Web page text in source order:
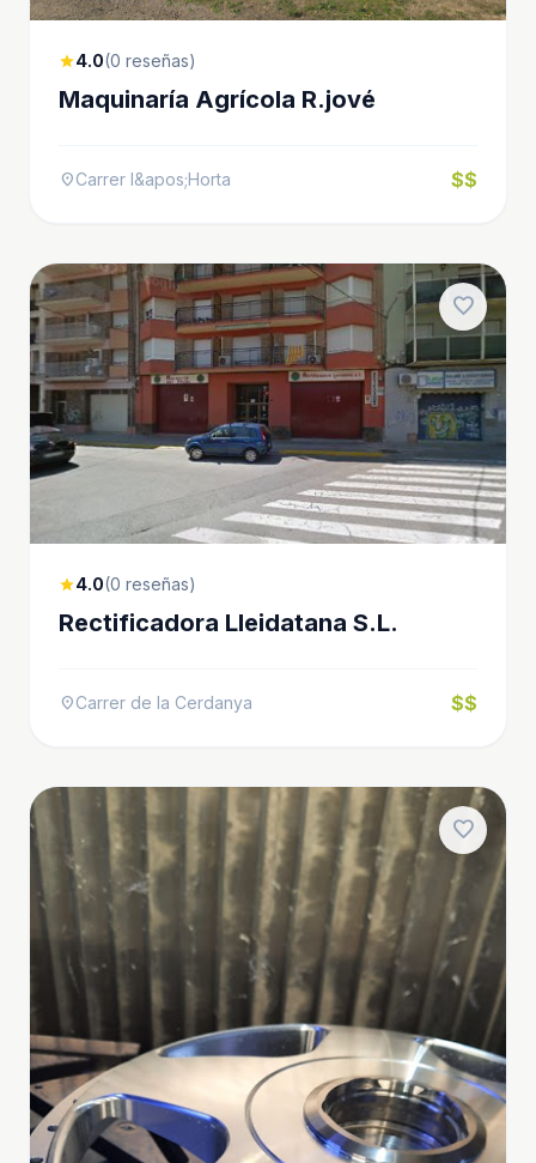
star4.0(0 reseñas)
Maquinaría Agrícola R.jové
location_onCarrer l&apos;Horta $$
favorite
star4.0(0 reseñas)
Rectificadora Lleidatana S.L.
location_onCarrer de la Cerdanya $$
favorite